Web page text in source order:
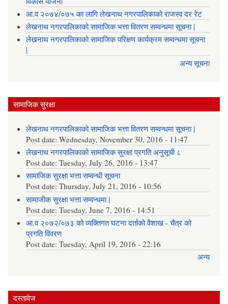
आ.व २०७४/०७५ का लागि लेखनाथ नगरपालिकाको राजस्व दर रेट
लेखनाथ नगरपालिकाको सामाजिक भत्ता वितरण सम्वन्धमा सूचना |
लेखनाथ नगरपालिकाको सामाजिक परिक्षण कार्यक्रम सम्वन्धमा सूचना
|
अन्य सूचना
सामाजिक सुरक्षा
लेखनाथ नगरपालिकाको सामाजिक भत्ता वितरण सम्वन्धमा सूचना |
Post date:Wednesday, November 30, 2016 - 11:47
लेखनाथ नगरपालिकाको सामाजिक सुरक्षा प्रगति अनुसूची ८
Post date:Tuesday, July 26, 2016 - 13:47
सामाजिक सुरक्षा भत्ता सम्वन्धी सूचना
Post date:Thursday, July 21, 2016 - 10:56
सामाजीक सुरक्षा भत्ता सम्वन्धमा |
Post date:Tuesday, June 7, 2016 - 14:51
आ.व २०७२/०७३ को व्यक्तिगत घटना दर्ताको वैशाख - चैत्र को
प्रगति विवरण
Post date:Tuesday, April 19, 2016 - 22:16
अन्य
दस्तावेज